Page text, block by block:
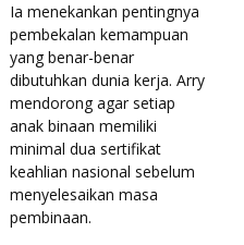
Ia menekankan pentingnya
pembekalan kemampuan
yang benar-benar
dibutuhkan dunia kerja. Arry
mendorong agar setiap
anak binaan memiliki
minimal dua sertifikat
keahlian nasional sebelum
menyelesaikan masa
pembinaan.